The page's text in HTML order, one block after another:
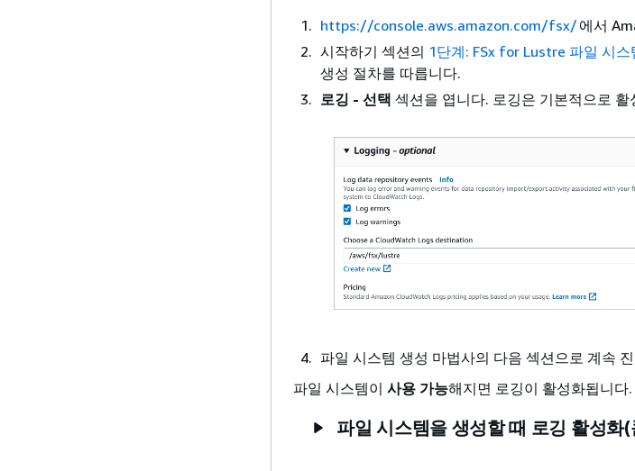
https://console.aws.amazon.com/fsx/에서
시작하기 섹션의 1단계: FSx for Lustre 파일 시스
생성 절차를 따릅니다.
로깅 - 선택 섹션을 엽니다. 로깅은 기본적으로 활
파일 시스템 생성 마법사의 다음 섹션으로 계속
파일 시스템이 사용 가능해지면 로깅이 활성화됩니다.
파일 시스템을 생성할 때 로깅 활성화(